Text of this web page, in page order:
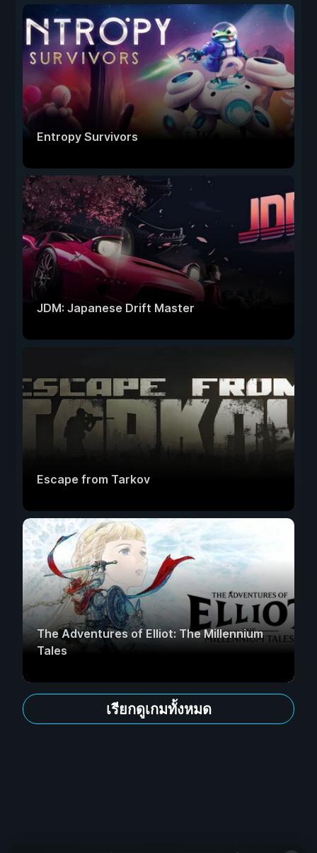
Entropy Survivors
JDM: Japanese Drift Master
Escape from Tarkov
The Adventures of Elliot: The Millennium
Tales
เรียกดูเกมทั้งหมด